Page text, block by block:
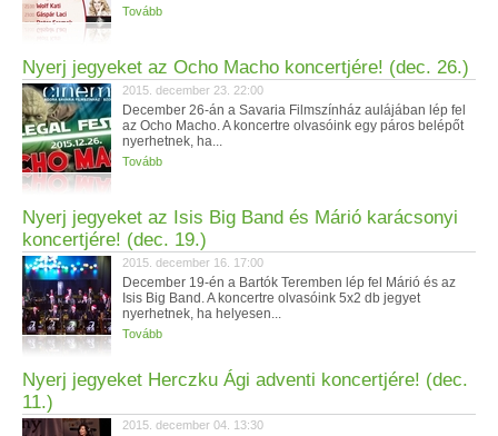
Tovább
Nyerj jegyeket az Ocho Macho koncertjére! (dec. 26.)
2015. december 23. 22:00
December 26-án a Savaria Filmszínház aulájában lép fel
az Ocho Macho. A koncertre olvasóink egy páros belépőt
nyerhetnek, ha...
Tovább
Nyerj jegyeket az Isis Big Band és Márió karácsonyi
koncertjére! (dec. 19.)
2015. december 16. 17:00
December 19-én a Bartók Teremben lép fel Márió és az
Isis Big Band. A koncertre olvasóink 5x2 db jegyet
nyerhetnek, ha helyesen...
Tovább
Nyerj jegyeket Herczku Ági adventi koncertjére! (dec.
11.)
2015. december 04. 13:30